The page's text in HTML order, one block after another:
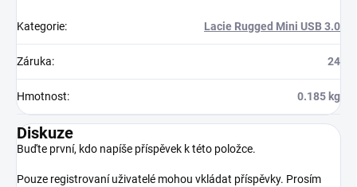
Kategorie: Lacie Rugged Mini USB 3.0
Záruka: 24
Hmotnost: 0.185 kg
Diskuze
Buďte první, kdo napíše příspěvek k této položce.
Pouze registrovaní uživatelé mohou vkládat příspěvky. Prosím